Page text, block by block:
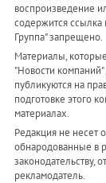
воспроизведение
содержится ссылка
Группа" запрещено.
Материалы,
"Новости
публикуются на
подготовке этого
материалах.
Редакция не несет
обнародованные в
законодательству,
рекламодатель.